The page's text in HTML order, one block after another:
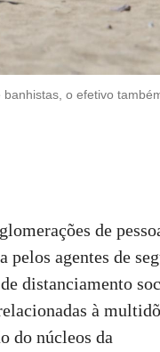
o efetivo
de
agentes de
distanciamento
à
do núcleos da